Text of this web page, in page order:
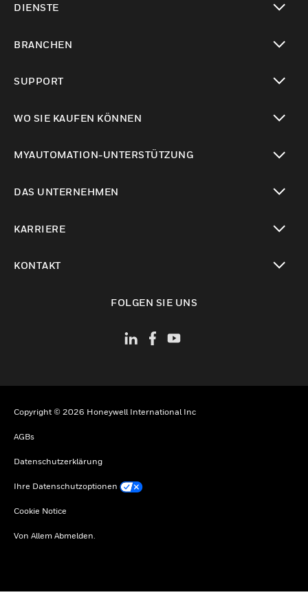
DIENSTE
BRANCHEN
SUPPORT
WO SIE KAUFEN KÖNNEN
MYAUTOMATION-UNTERSTÜTZUNG
DAS UNTERNEHMEN
KARRIERE
KONTAKT
FOLGEN SIE UNS
Copyright © 2026 Honeywell International Inc
AGBs
Datenschutzerklärung
Ihre Datenschutzoptionen
Cookie Notice
Von Allem Abmelden.